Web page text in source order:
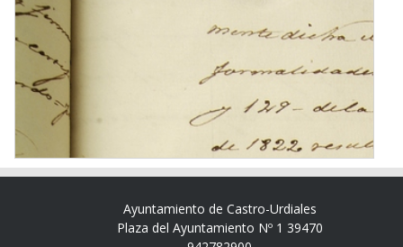
Ayuntamiento de Castro-Urdiales
Plaza del Ayuntamiento Nº 1 39470